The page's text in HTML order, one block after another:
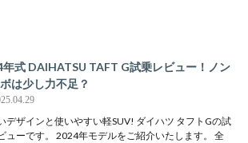
年式 DAIHATSU TAFT G試乗レビュー！ノン
は少し力不足？
デザインと使いやすい軽SUV! ダイハツ タフトGの試
ューです。 2024年モデルをご紹介いたします。 全